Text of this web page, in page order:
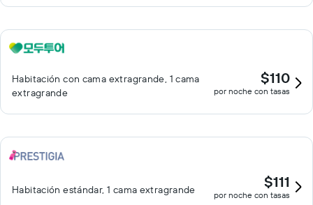
Habitación con cama extragrande, 1 cama
extragrande
$110
por noche con tasas
Habitación estándar, 1 cama extragrande $111
por noche con tasas